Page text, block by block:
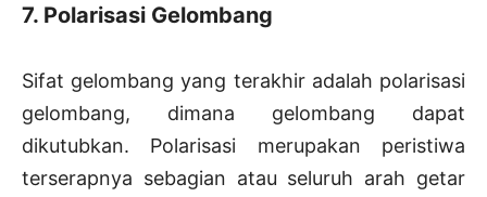
7. Polarisasi Gelombang
Sifat gelombang yang terakhir adalah polarisasi
gelombang, dimana gelombang dapat
dikutubkan. Polarisasi merupakan peristiwa
terserapnya sebagian atau seluruh arah getar